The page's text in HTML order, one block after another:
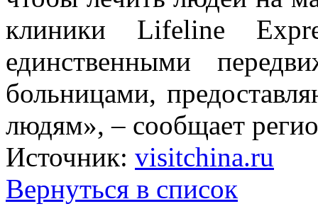
клиники Lifeline
единственными
больницами,
людям», – сообщает
Источник: visitchina.ru
Вернуться в список